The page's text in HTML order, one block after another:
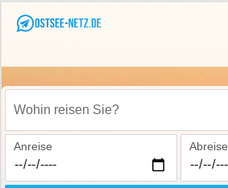
Wohin reisen Sie?
Anreise Abreise